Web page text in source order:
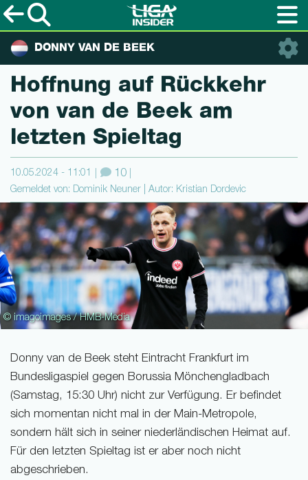
DONNY VAN DE BEEK
Hoffnung auf Rückkehr
von van de Beek am
letzten Spieltag
10.05.2024 - 11:01 10
Gemeldet von: Dominik Neuner | Autor: Kristian Dordevic
© imagoimages / HMB-Media
Donny van de Beek steht Eintracht Frankfurt im
Bundesligaspiel gegen Borussia Mönchengladbach
(Samstag, 15:30 Uhr) nicht zur Verfügung. Er befindet
sich momentan nicht mal in der Main-Metropole,
sondern hält sich in seiner niederländischen Heimat auf.
Für den letzten Spieltag ist er aber noch nicht
abgeschrieben.